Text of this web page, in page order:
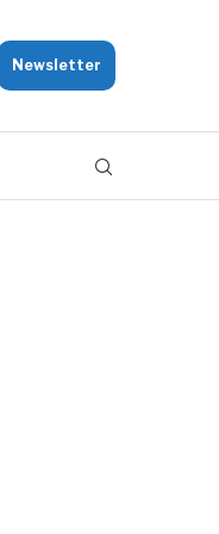
Newsletter